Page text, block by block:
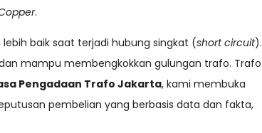
.
baik saat terjadi hubung singkat (short circuit).
mampu membengkokkan gulungan trafo. Trafo
Pengadaan Trafo Jakarta, kami membuka
pembelian yang berbasis data dan fakta,